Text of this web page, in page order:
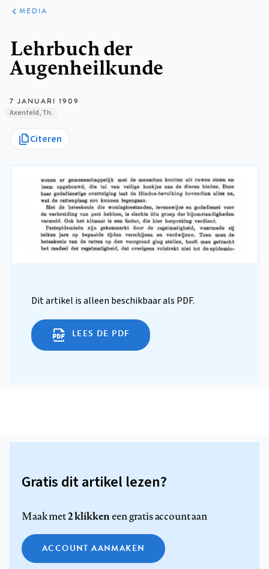
ARTIKELEN
VARIA
MEDIA
Lehrbuch der
Augenheilkunde
7 JANUARI 1909
Axenfeld, Th.
Citeren
Dit artikel is alleen beschikbaar als PDF.
LEES DE PDF
Gratis dit artikel lezen?
Maak met2 klikkeneen gratis account aan
ACCOUNT AANMAKEN